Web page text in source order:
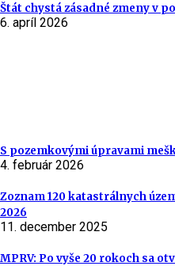
Štát chystá zásadné zmeny v
6. apríl 2026
S pozemkovými úpravami
4. február 2026
Zoznam 120 katastrálnych
2026
11. december 2025
MPRV: Po vyše 20 rokoch sa